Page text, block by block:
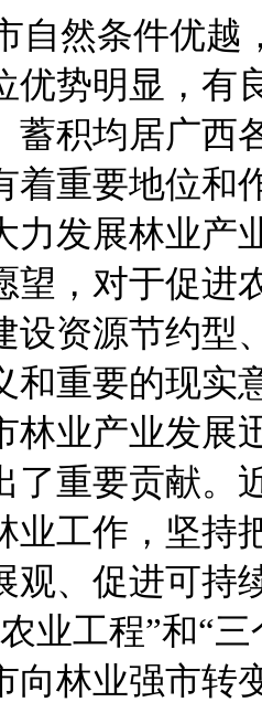
自然条件优越
优势明显，有
蓄积均居广西
着重要地位和
力发展林业产
望，对于促进
设资源节约型
和重要的现实
林业产业发
了重要贡献。
业工作， 坚持
观、促进可持
业工程”和“
向林业强市转